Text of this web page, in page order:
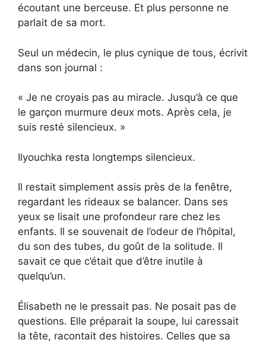
écoutant une berceuse. Et plus personne ne
parlait de sa mort.
Seul un médecin, le plus cynique de tous, écrivit
dans son journal :
« Je ne croyais pas au miracle. Jusqu’à ce que
le garçon murmure deux mots. Après cela, je
suis resté silencieux. »
Ilyouchka resta longtemps silencieux.
Il restait simplement assis près de la fenêtre,
regardant les rideaux se balancer. Dans ses
yeux se lisait une profondeur rare chez les
enfants. Il se souvenait de l’odeur de l’hôpital,
du son des tubes, du goût de la solitude. Il
savait ce que c’était que d’être inutile à
quelqu’un.
Élisabeth ne le pressait pas. Ne posait pas de
questions. Elle préparait la soupe, lui caressait
la tête, racontait des histoires. Celles que sa